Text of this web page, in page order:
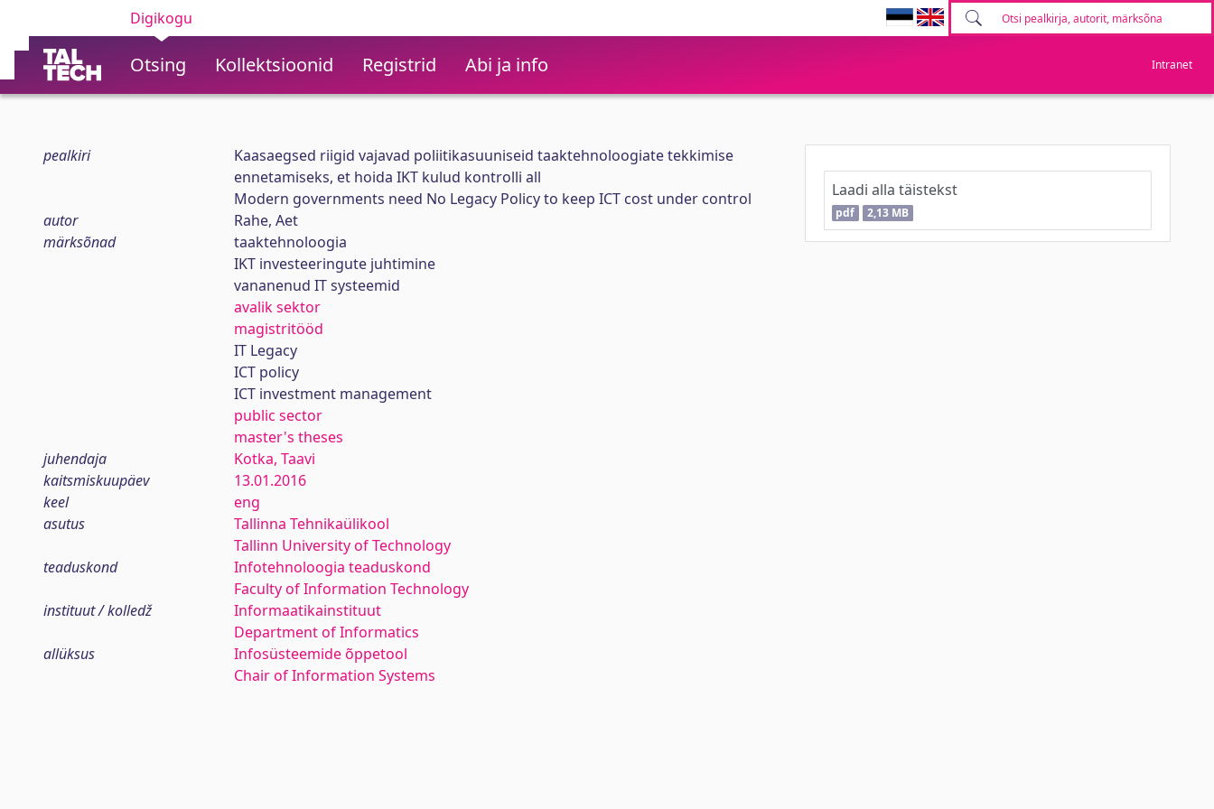
Digikogu
Otsing Kollektsioonid Registrid Abi ja info Intranet
pealkiri
Kaasaegsed riigid vajavad poliitikasuuniseid taaktehnoloogiate tekkimise
ennetamiseks, et hoida IKT kulud kontrolli all
Modern governments need No Legacy Policy to keep ICT cost under control
autor
Rahe, Aet
märksõnad
taaktehnoloogia
IKT investeeringute juhtimine
vananenud IT systeemid
avalik sektor
magistritööd
IT Legacy
ICT policy
ICT investment management
public sector
master's theses
juhendaja
Kotka, Taavi
kaitsmiskuupäev
13.01.2016
keel
eng
asutus
Tallinna Tehnikaülikool
Tallinn University of Technology
teaduskond
Infotehnoloogia teaduskond
Faculty of Information Technology
instituut / kolledž
Informaatikainstituut
Department of Informatics
allüksus
Infosüsteemide õppetool
Chair of Information Systems
Laadi alla täistekst
pdf 2,13 MB